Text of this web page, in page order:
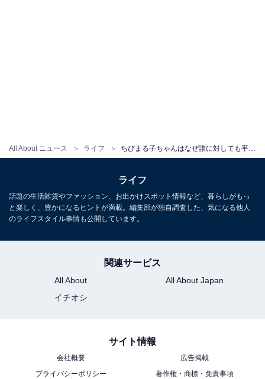
All About ニュース ライフ
情、一本気な性格を示す星です。またまるちゃんはお姉
ースはいつも散らかっています。これも車騎星があるか
らです。ルーズな部分が顔を出すこともしばしばありま
す。
踊ったり歌ったりするのも車騎星があるから
まるちゃんは山口百恵さんや、山本リンダさんの物真似
ています。人前に出てパフォーマンスをすることに抵抗
がなく、自分をストレートに出せるのです。
ライフ
話題の生活雑貨やファッション、お出かけスポット情報など、暮らしがもっ
と楽しく、豊かになるヒントが満載。編集部が独自調査した、気になる他人
のライフスタイル事情も公開しています。
関連サービス
All About
All About Japan
イチオシ
サイト情報
会社概要
広告掲載
プライバシーポリシー
著作権・商標・免責事項